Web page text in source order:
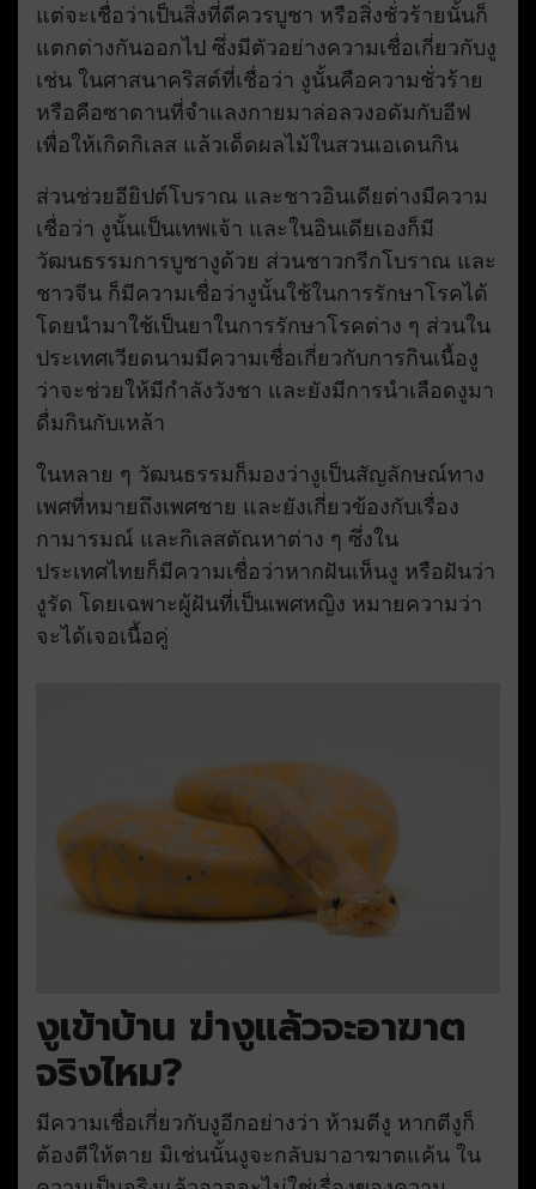
แต่จะเชื่อว่าเป็นสิ่งที่ดีควรบูชา หรือสิ่งชั่วร้ายนั้นก็
แตกต่างกันออกไป ซึ่งมีตัวอย่างความเชื่อเกี่ยวกับงู
เช่น ในศาสนาคริสต์ที่เชื่อว่า งูนั้นคือความชั่วร้าย
หรือคือซาตานที่จำแลงกายมาล่อลวงอดัมกับอีฟ
เพื่อให้เกิดกิเลส แล้วเด็ดผลไม้ในสวนเอเดนกิน
ส่วนช่วยอียิปต์โบราณ และชาวอินเดียต่างมีความ
เชื่อว่า งูนั้นเป็นเทพเจ้า และในอินเดียเองก็มี
วัฒนธรรมการบูชางูด้วย ส่วนชาวกรีกโบราณ และ
ชาวจีน ก็มีความเชื่อว่างูนั้นใช้ในการรักษาโรคได้
โดยนำมาใช้เป็นยาในการรักษาโรคต่าง ๆ ส่วนใน
ประเทศเวียดนามมีความเชื่อเกี่ยวกับการกินเนื้องู
ว่าจะช่วยให้มีกำลังวังชา และยังมีการนำเลือดงูมา
ดื่มกินกับเหล้า
ในหลาย ๆ วัฒนธรรมก็มองว่างูเป็นสัญลักษณ์ทาง
เพศที่หมายถึงเพศชาย และยังเกี่ยวข้องกับเรื่อง
กามารมณ์ และกิเลสตัณหาต่าง ๆ ซึ่งใน
ประเทศไทยก็มีความเชื่อว่าหากฝันเห็นงู หรือฝันว่า
งูรัด โดยเฉพาะผู้ฝันที่เป็นเพศหญิง หมายความว่า
จะได้เจอเนื้อคู่
งูเข้าบ้าน ฆ่างูแล้วจะอาฆาต
จริงไหม?
มีความเชื่อเกี่ยวกับงูอีกอย่างว่า ห้ามตีงู หากตีงูก็
ต้องตีให้ตาย มิเช่นนั้นงูจะกลับมาอาฆาตแค้น ใน